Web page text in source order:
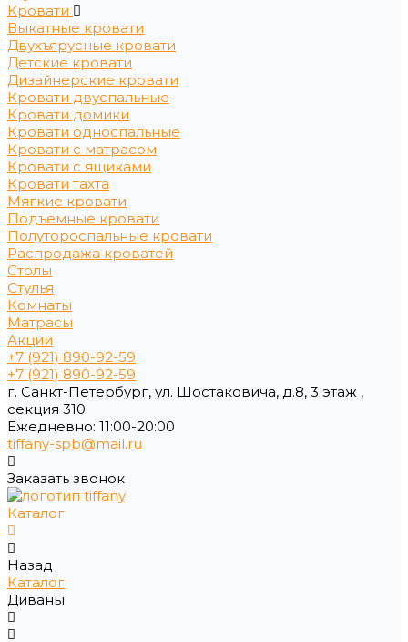
Кровати
Выкатные кровати
Двухъярусные кровати
Детские кровати
Дизайнерские кровати
Кровати двуспальные
Кровати домики
Кровати односпальные
Кровати с матрасом
Кровати с ящиками
Кровати тахта
Мягкие кровати
Подъемные кровати
Полутороспальные кровати
Распродажа кроватей
Столы
Стулья
Комнаты
Матрасы
Акции
+7 (921) 890-92-59
+7 (921) 890-92-59
г. Санкт-Петербург, ул. Шостаковича, д.8, 3 этаж ,
секция 310
Ежедневно: 11:00-20:00
tiffany-spb@mail.ru
Заказать звонок
Каталог
Назад
Каталог
Диваны